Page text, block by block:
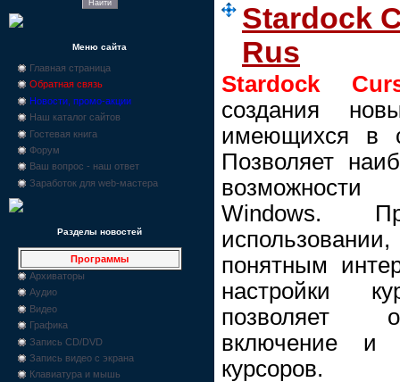
Меню сайта
Главная страница
Обратная связь
Новости, промо-акции
Наш каталог сайтов
Гостевая книга
Форум
Ваш вопрос - наш ответ
Заработок для web-мастера
Разделы новостей
Программы
Архиваторы
Аудио
Видео
Графика
Запись CD/DVD
Запись видео с экрана
Клавиатура и мышь
Stardock
Rus
Stardock
создания
имеющихся в
Позволяет
Windows.
понятным
настройки
позволяет
включение и
курсоров.